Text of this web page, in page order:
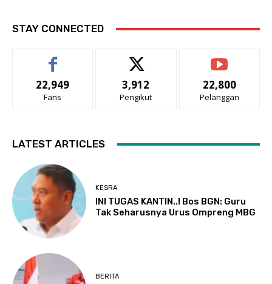
STAY CONNECTED
22,949
Fans
3,912
Pengikut
22,800
Pelanggan
LATEST ARTICLES
KESRA
INI TUGAS KANTIN..! Bos BGN: Guru
Tak Seharusnya Urus Ompreng MBG
BERITA